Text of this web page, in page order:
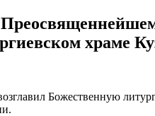
храме
Божественную